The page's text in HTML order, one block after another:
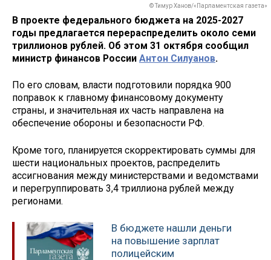
© Тимур Ханов/«Парламентская газета»
В проекте федерального бюджета на 2025-2027
годы предлагается перераспределить около семи
триллионов рублей. Об этом 31 октября сообщил
министр финансов России Антон Силуанов.
По его словам, власти подготовили порядка 900
поправок к главному финансовому документу
страны, и значительная их часть направлена на
обеспечение обороны и безопасности РФ.
Кроме того, планируется скорректировать суммы для
шести национальных проектов, распределить
ассигнования между министерствами и ведомствами
и перегруппировать 3,4 триллиона рублей между
регионами.
В бюджете нашли деньги
на повышение зарплат
полицейским